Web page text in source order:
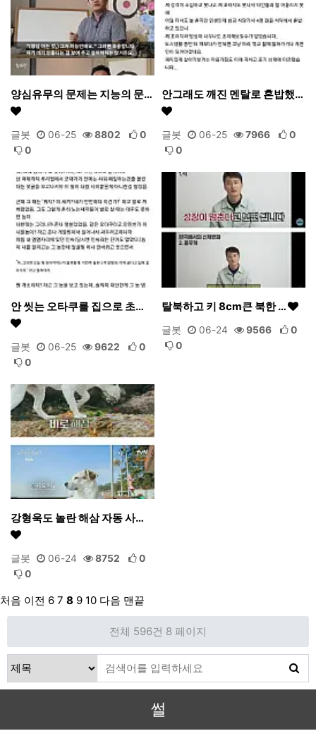
양심유무의 문제는 지능의 문…
글봇 06-25 8802
0
0
안그래도 깨진 멘탈로 혼밥했…
글봇 06-25 7966
0
0
안 씻는 오타쿠를 집으로 초…
글봇 06-25 9622
0
0
탈북하고 키 8cm큰 북한 …
글봇 06-24 9566
0
0
강형욱도 놀란 해삼 자동 사…
글봇 06-24 8752
0
0
처음 이전 6 7 8 9 10 다음 맨끝
전체 596건 8 페이지
썰